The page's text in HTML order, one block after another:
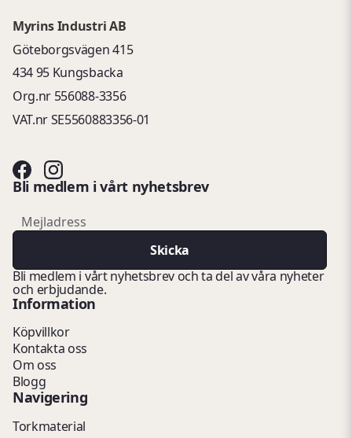
Myrins Industri AB
Göteborgsvägen 415
434 95 Kungsbacka
Org.nr 556088-3356
VAT.nr SE5560883356-01
Bli medlem i vårt nyhetsbrev
email
Mejladress
Skicka
Bli medlem i vårt nyhetsbrev och ta del av våra nyheter
och erbjudande.
Information
Köpvillkor
Kontakta oss
Om oss
Blogg
Navigering
Torkmaterial